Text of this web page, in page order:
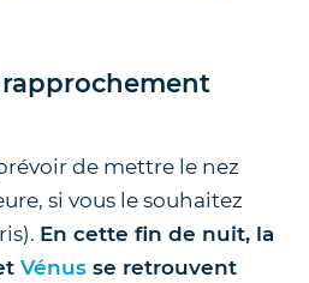
de mettre le nez
si vous le souhaitez
En cette fin de nuit, la
Vénus se retrouvent